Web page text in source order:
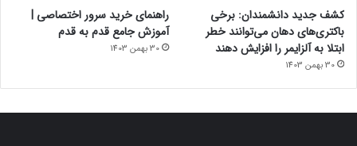
کشف جدید دانشمندان: برخی
باکتری‌های دهان می‌توانند خطر
ابتلا به آلزایمر را افزایش دهند
30 بهمن 1403
راهنمای خرید سرور اختصاصی |
آموزش جامع قدم به قدم
30 بهمن 1403